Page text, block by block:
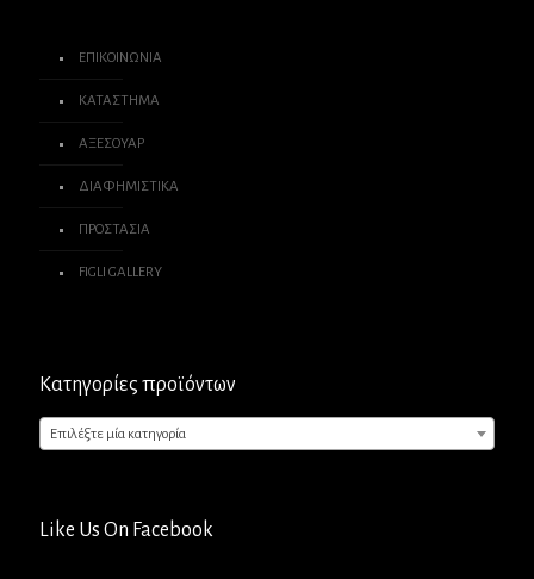
ΕΠΙΚΟΙΝΩΝΙΑ
ΚΑΤΑΣΤΗΜΑ
ΑΞΕΣΟΥΑΡ
ΔΙΑΦΗΜΙΣΤΙΚΑ
ΠΡΟΣΤΑΣΙΑ
FIGLI GALLERY
Κατηγορίες προϊόντων
Επιλέξτε μία κατηγορία
Like Us On Facebook